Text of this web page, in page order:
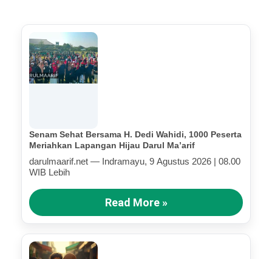
Senam Sehat Bersama H. Dedi Wahidi, 1000 Peserta
Meriahkan Lapangan Hijau Darul Ma’arif
darulmaarif.net — Indramayu, 9 Agustus 2026 | 08.00
WIB Lebih
Read More »